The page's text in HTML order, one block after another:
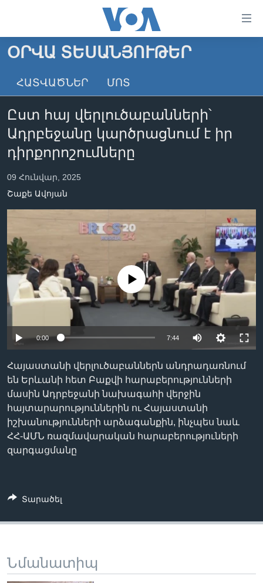
անցնել
հիմնական
անցնել
բովանդակությանը
հիմնական
բովանդակություն
ԳԼԽԱՎՈՐ ԷՋ
ԼՈՒՐԵՐ
ՏԵՍԱՆՅՈՒԹԵՐ
ՖԻԼՄԵՐ
IN ENGLISH
ՄԵՐ ՄԱՍԻՆ
«ԱՄԵՐԻԿԱՅԻ ՁԱՅՆ»-Ի ԿԱՆՈՆԱԴՐՈՒԹՅՈՒՆ
ՈՒԿՐԱԻՆԱԿԱՆ ՊԱՏԵՐԱԶՄ
ՀԵՏԵՒԵՔ ՄԵԶ
Լեզուներ
ՕՐՎԱ ՏԵՍԱՆՅՈՒԹԵՐ
ՀԱՏՎԱԾՆԵՐ ՄՈՏ
Ըստ հայ վերլուծաբանների՝
Ադրբեջանը կարծրացնում է իր
դիրքորոշումները
09 Հունվար, 2025
Շաքե Ավոյան
240p 360p 480p
720p
No media source currently available
0:00 7:44
360p
720p
1080p
Հայաստանի վերլուծաբաններն անդրադառնում
են Երևանի հետ Բաքվի հարաբերությունների
մասին Ադրբեջանի նախագահի վերջին
հայտարարություններին ու Հայաստանի
իշխանությունների արձագանքին, ինչպես նաև
ՀՀ-ԱՄՆ ռազմավարական հարաբերություների
զարգացմանը
Տարածել
Նմանատիպ